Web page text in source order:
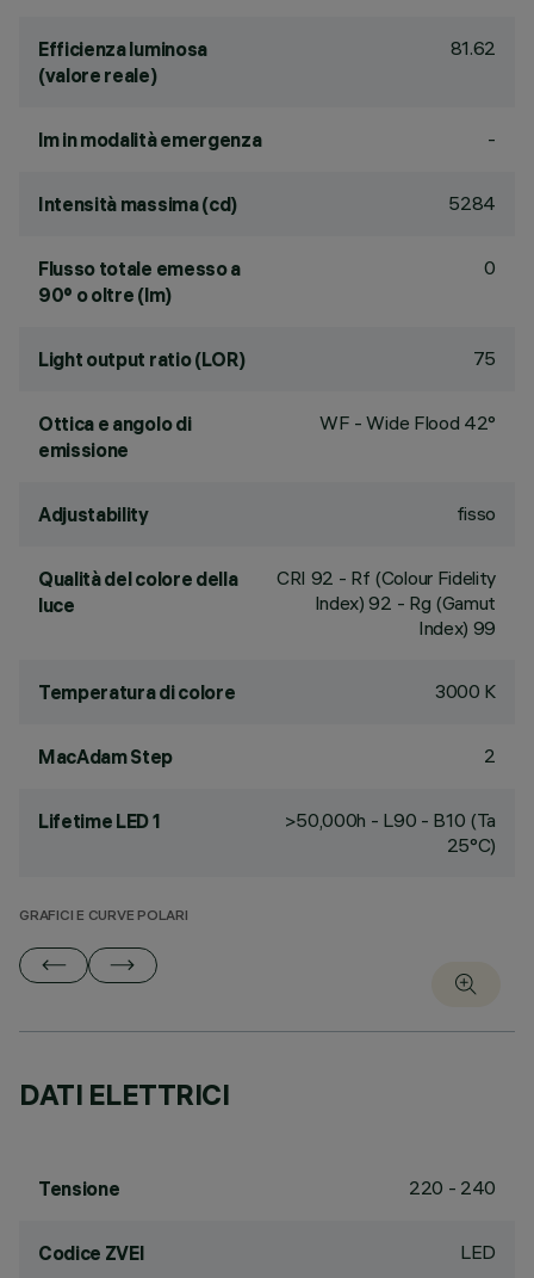
Efficienza luminosa
(valore reale)
81.62
lm in modalità emergenza -
Intensità massima (cd) 5284
Flusso totale emesso a
90° o oltre (lm)
0
Light output ratio (LOR) 75
Ottica e angolo di
emissione
WF - Wide Flood 42°
Adjustability fisso
Qualità del colore della
luce
CRI 92 - Rf (Colour Fidelity
Index) 92 - Rg (Gamut
Index) 99
Temperatura di colore 3000 K
MacAdam Step 2
Lifetime LED 1
>50,000h - L90 - B10 (Ta
25°C)
GRAFICI E CURVE POLARI
DATI ELETTRICI
Tensione 220 - 240
Codice ZVEI LED